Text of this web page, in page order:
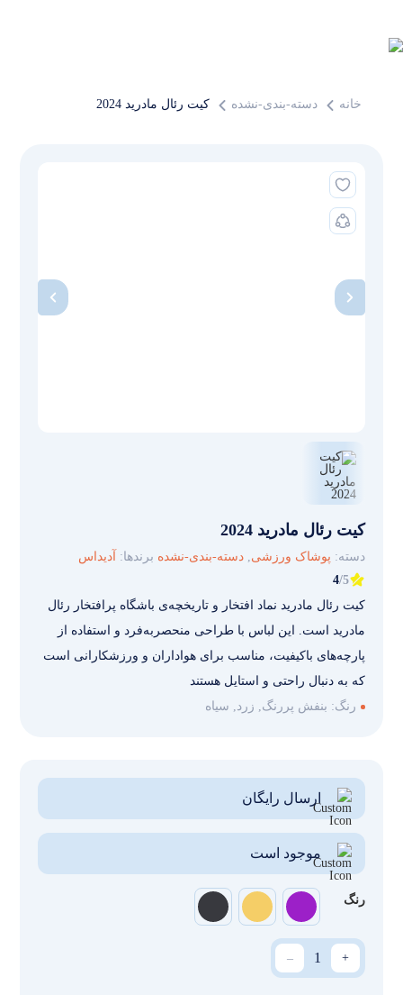
خانه دسته-بندی-نشده کیت رئال مادرید 2024
کیت رئال مادرید 2024
دسته:پوشاک ورزشی ,دسته-بندی-نشده برندها:آدیداس
4/5
کیت رئال مادرید نماد افتخار و تاریخچه‌ی باشگاه پرافتخار رئال
مادرید است. این لباس با طراحی منحصربه‌فرد و استفاده از
پارچه‌های باکیفیت، مناسب برای هواداران و ورزشکارانی است
که به دنبال راحتی و استایل هستند
رنگ:بنفش پررنگ, زرد, سیاه
ارسال رایگان
موجود است
رنگ
+